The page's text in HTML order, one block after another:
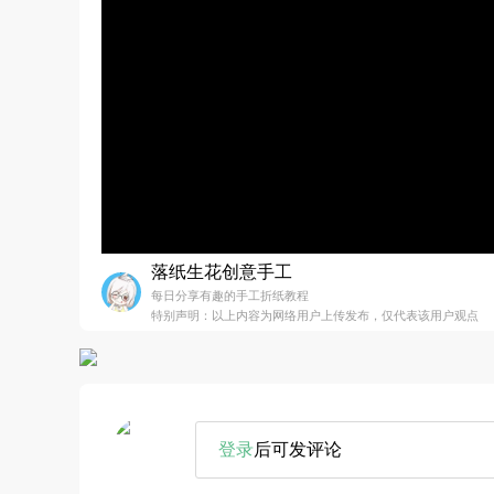
落纸生花创意手工
每日分享有趣的手工折纸教程
特别声明：以上内容为网络用户上传发布，仅代表该用户观点
登录后可发评论